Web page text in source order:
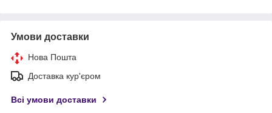
Умови доставки
Нова Пошта
Доставка кур'єром
Всі умови доставки